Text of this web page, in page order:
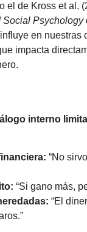
el de Kross et al.
Social Psychology
en nuestras
impacta
interno
“No
“Si gano más,
“El